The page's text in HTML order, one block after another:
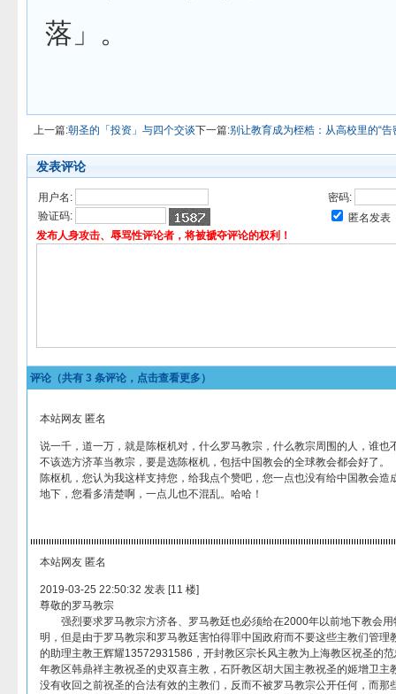
落」。
上一篇:朝圣的「投资」与四个交谈下一篇:别让教育成为桎梏：从高校里的“告
发表评论
用户名:
密码:
验证码:
匿名发表
发布人身攻击、辱骂性评论者，将被褫夺评论的权利！
评论（共有 3 条评论，点击查看更多）
本站网友 匿名
说一千，道一万，就是陈枢机对，什么罗马教宗，什么教宗周围的人，谁也
不该选方济革当教宗，要是选陈枢机，包括中国教会的全球教会都会好了。
陈枢机，您认为我这样支持您，给我点个赞吧，您一点也没有给中国教会造
地下，您看多清楚啊，一点儿也不混乱。哈哈！
本站网友 匿名
2019-03-25 22:50:32 发表 [11 楼]
尊敬的罗马教宗
强烈要求罗马教宗方济各、罗马教廷也必须给在2000年以前地下教会用
明，但是由于罗马教宗和罗马教廷害怕得罪中国政府而不要这些主教们管理
的助理主教王辉耀13572931586，开封教区宗长风主教为上海教区祝圣的
年教区韩鼎祥主教祝圣的史双喜主教，石阡教区胡大国主教祝圣的姬增卫主
没有收回之前祝圣的合法有效的主教们，反而不被罗马教宗公开任何，而那